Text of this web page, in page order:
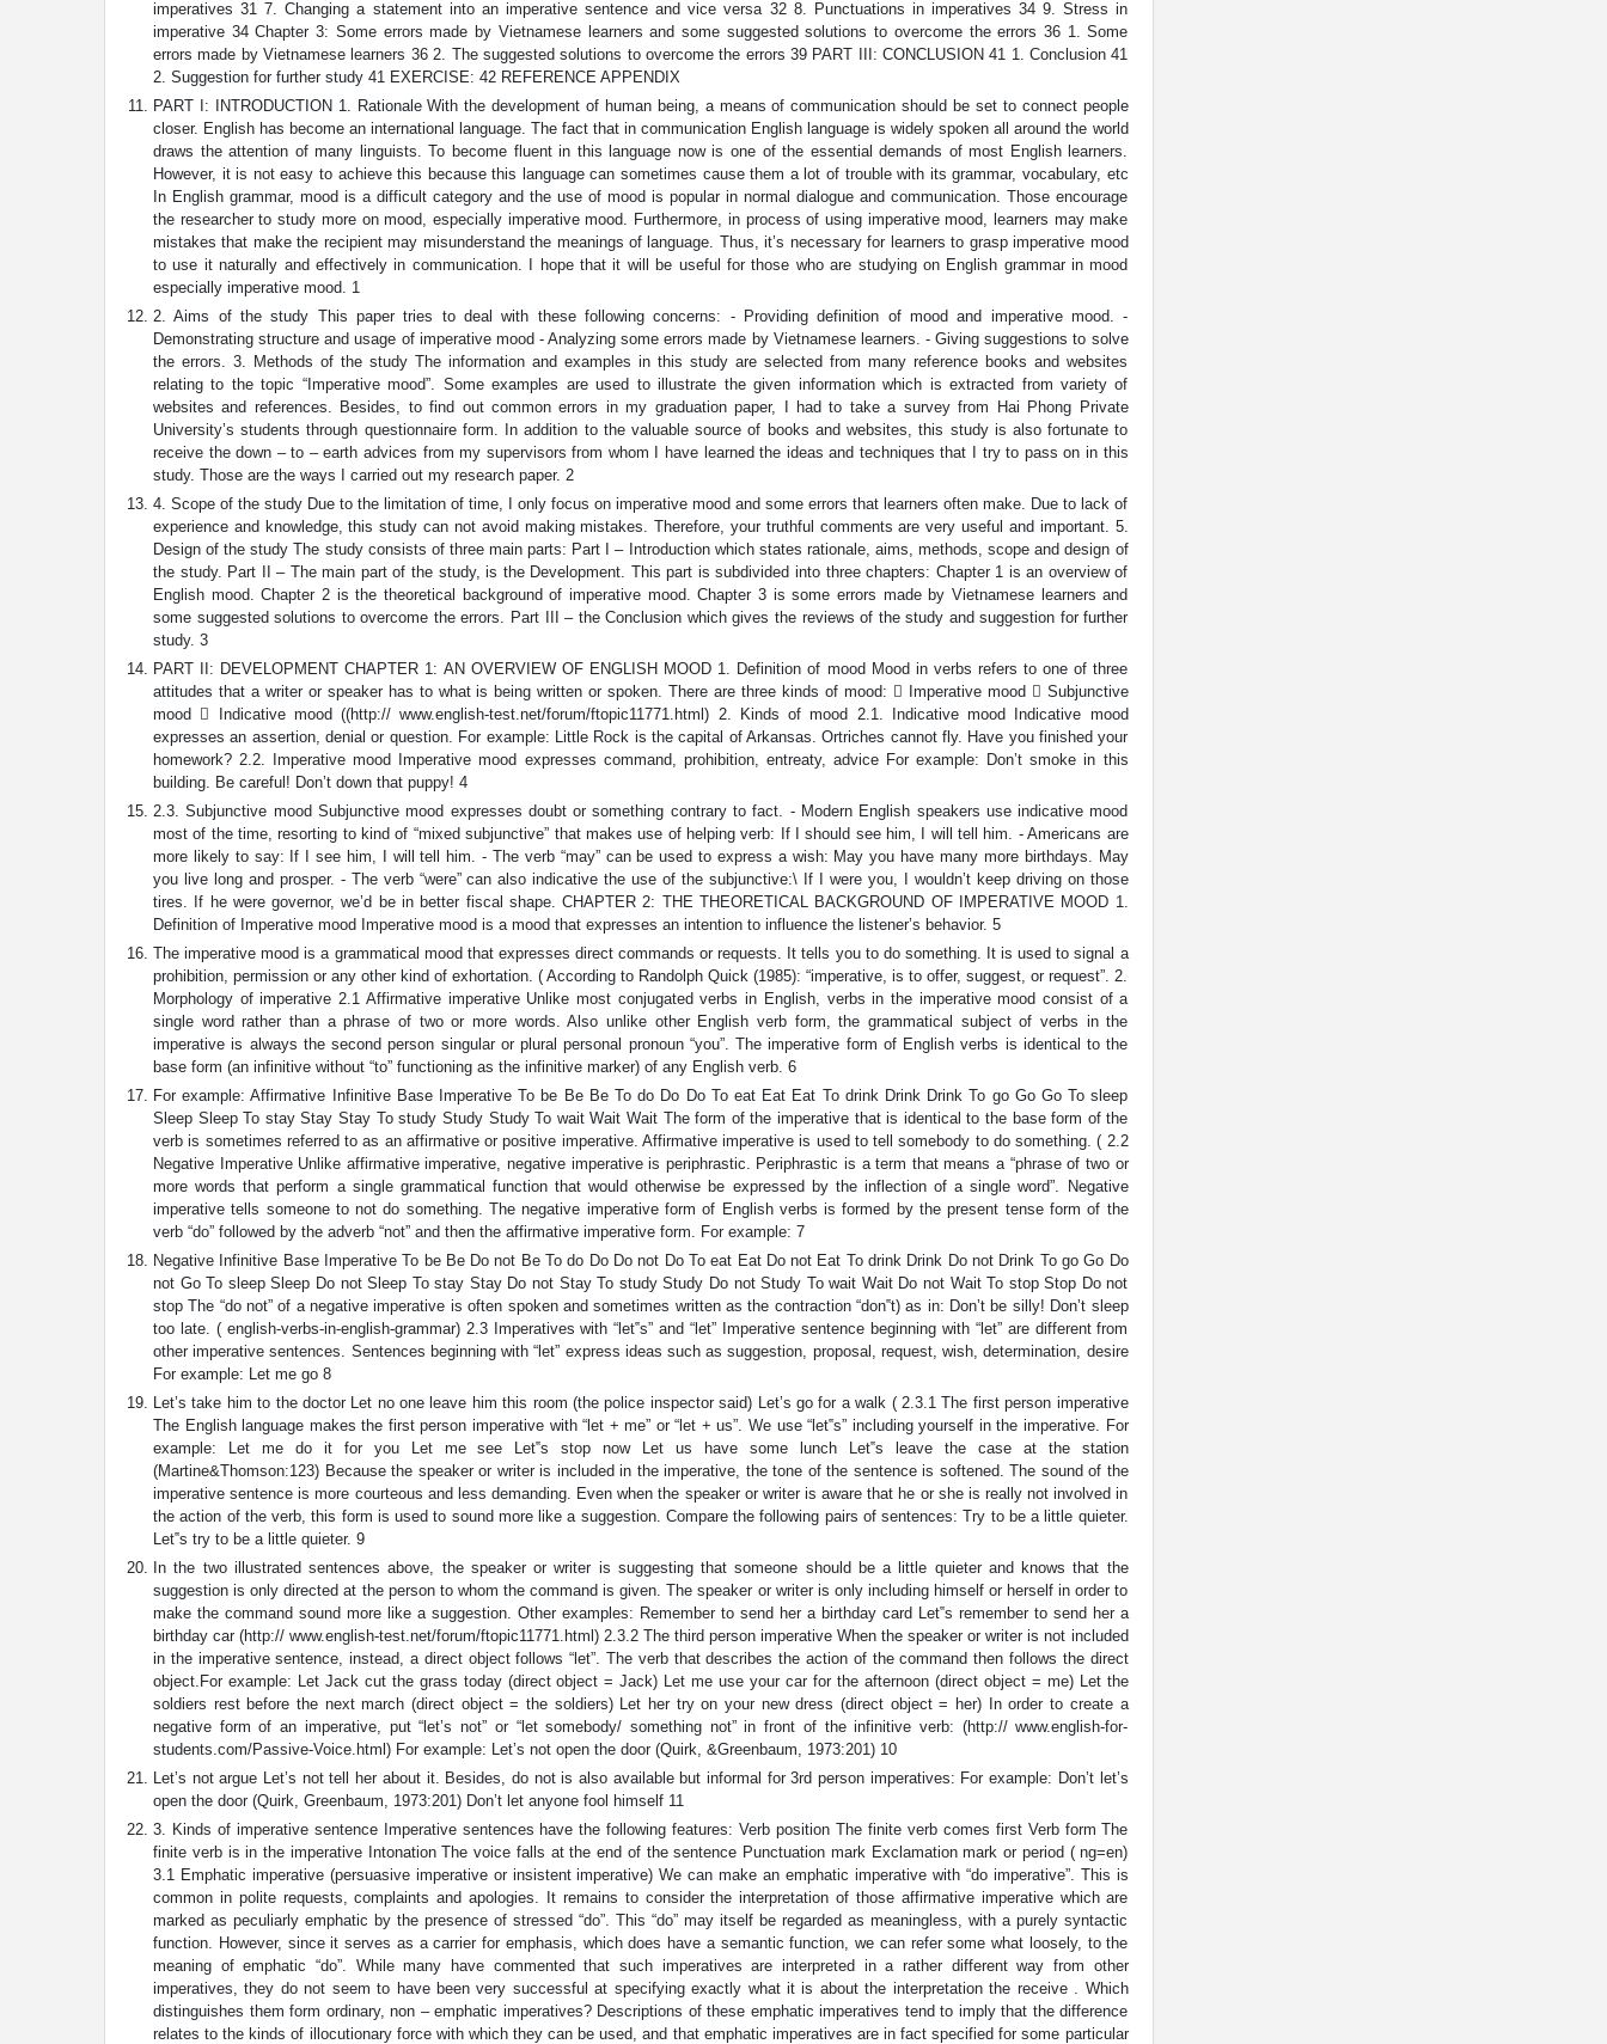
imperatives 31 7. Changing a statement into an imperative sentence and vice versa 32 8. Punctuations in imperatives 34 9. Stress in
imperative 34 Chapter 3: Some errors made by Vietnamese learners and some suggested solutions to overcome the errors 36 1. Some
errors made by Vietnamese learners 36 2. The suggested solutions to overcome the errors 39 PART III: CONCLUSION 41 1. Conclusion 41
2. Suggestion for further study 41 EXERCISE: 42 REFERENCE APPENDIX
PART I: INTRODUCTION 1. Rationale With the development of human being, a means of communication should be set to connect people
closer. English has become an international language. The fact that in communication English language is widely spoken all around the world
draws the attention of many linguists. To become fluent in this language now is one of the essential demands of most English learners.
However, it is not easy to achieve this because this language can sometimes cause them a lot of trouble with its grammar, vocabulary, etc
In English grammar, mood is a difficult category and the use of mood is popular in normal dialogue and communication. Those encourage
the researcher to study more on mood, especially imperative mood. Furthermore, in process of using imperative mood, learners may make
mistakes that make the recipient may misunderstand the meanings of language. Thus, it’s necessary for learners to grasp imperative mood
to use it naturally and effectively in communication. I hope that it will be useful for those who are studying on English grammar in mood
especially imperative mood. 1
2. Aims of the study This paper tries to deal with these following concerns: - Providing definition of mood and imperative mood. -
Demonstrating structure and usage of imperative mood - Analyzing some errors made by Vietnamese learners. - Giving suggestions to solve
the errors. 3. Methods of the study The information and examples in this study are selected from many reference books and websites
relating to the topic “Imperative mood”. Some examples are used to illustrate the given information which is extracted from variety of
websites and references. Besides, to find out common errors in my graduation paper, I had to take a survey from Hai Phong Private
University’s students through questionnaire form. In addition to the valuable source of books and websites, this study is also fortunate to
receive the down – to – earth advices from my supervisors from whom I have learned the ideas and techniques that I try to pass on in this
study. Those are the ways I carried out my research paper. 2
4. Scope of the study Due to the limitation of time, I only focus on imperative mood and some errors that learners often make. Due to lack of
experience and knowledge, this study can not avoid making mistakes. Therefore, your truthful comments are very useful and important. 5.
Design of the study The study consists of three main parts: Part I – Introduction which states rationale, aims, methods, scope and design of
the study. Part II – The main part of the study, is the Development. This part is subdivided into three chapters: Chapter 1 is an overview of
English mood. Chapter 2 is the theoretical background of imperative mood. Chapter 3 is some errors made by Vietnamese learners and
some suggested solutions to overcome the errors. Part III – the Conclusion which gives the reviews of the study and suggestion for further
study. 3
PART II: DEVELOPMENT CHAPTER 1: AN OVERVIEW OF ENGLISH MOOD 1. Definition of mood Mood in verbs refers to one of three
attitudes that a writer or speaker has to what is being written or spoken. There are three kinds of mood:  Imperative mood  Subjunctive
mood  Indicative mood ((http:// www.english-test.net/forum/ftopic11771.html) 2. Kinds of mood 2.1. Indicative mood Indicative mood
expresses an assertion, denial or question. For example: Little Rock is the capital of Arkansas. Ortriches cannot fly. Have you finished your
homework? 2.2. Imperative mood Imperative mood expresses command, prohibition, entreaty, advice For example: Don’t smoke in this
building. Be careful! Don’t down that puppy! 4
2.3. Subjunctive mood Subjunctive mood expresses doubt or something contrary to fact. - Modern English speakers use indicative mood
most of the time, resorting to kind of “mixed subjunctive” that makes use of helping verb: If I should see him, I will tell him. - Americans are
more likely to say: If I see him, I will tell him. - The verb “may” can be used to express a wish: May you have many more birthdays. May
you live long and prosper. - The verb “were” can also indicative the use of the subjunctive:\ If I were you, I wouldn’t keep driving on those
tires. If he were governor, we’d be in better fiscal shape. CHAPTER 2: THE THEORETICAL BACKGROUND OF IMPERATIVE MOOD 1.
Definition of Imperative mood Imperative mood is a mood that expresses an intention to influence the listener’s behavior. 5
The imperative mood is a grammatical mood that expresses direct commands or requests. It tells you to do something. It is used to signal a
prohibition, permission or any other kind of exhortation. ( According to Randolph Quick (1985): “imperative, is to offer, suggest, or request”. 2.
Morphology of imperative 2.1 Affirmative imperative Unlike most conjugated verbs in English, verbs in the imperative mood consist of a
single word rather than a phrase of two or more words. Also unlike other English verb form, the grammatical subject of verbs in the
imperative is always the second person singular or plural personal pronoun “you”. The imperative form of English verbs is identical to the
base form (an infinitive without “to” functioning as the infinitive marker) of any English verb. 6
For example: Affirmative Infinitive Base Imperative To be Be Be To do Do Do To eat Eat Eat To drink Drink Drink To go Go Go To sleep
Sleep Sleep To stay Stay Stay To study Study Study To wait Wait Wait The form of the imperative that is identical to the base form of the
verb is sometimes referred to as an affirmative or positive imperative. Affirmative imperative is used to tell somebody to do something. ( 2.2
Negative Imperative Unlike affirmative imperative, negative imperative is periphrastic. Periphrastic is a term that means a “phrase of two or
more words that perform a single grammatical function that would otherwise be expressed by the inflection of a single word”. Negative
imperative tells someone to not do something. The negative imperative form of English verbs is formed by the present tense form of the
verb “do” followed by the adverb “not” and then the affirmative imperative form. For example: 7
Negative Infinitive Base Imperative To be Be Do not Be To do Do Do not Do To eat Eat Do not Eat To drink Drink Do not Drink To go Go Do
not Go To sleep Sleep Do not Sleep To stay Stay Do not Stay To study Study Do not Study To wait Wait Do not Wait To stop Stop Do not
stop The “do not” of a negative imperative is often spoken and sometimes written as the contraction “don‟t) as in: Don’t be silly! Don’t sleep
too late. ( english-verbs-in-english-grammar) 2.3 Imperatives with “let‟s” and “let” Imperative sentence beginning with “let” are different from
other imperative sentences. Sentences beginning with “let” express ideas such as suggestion, proposal, request, wish, determination, desire
For example: Let me go 8
Let’s take him to the doctor Let no one leave him this room (the police inspector said) Let’s go for a walk ( 2.3.1 The first person imperative
The English language makes the first person imperative with “let + me” or “let + us”. We use “let‟s” including yourself in the imperative. For
example: Let me do it for you Let me see Let‟s stop now Let us have some lunch Let‟s leave the case at the station
(Martine&Thomson:123) Because the speaker or writer is included in the imperative, the tone of the sentence is softened. The sound of the
imperative sentence is more courteous and less demanding. Even when the speaker or writer is aware that he or she is really not involved in
the action of the verb, this form is used to sound more like a suggestion. Compare the following pairs of sentences: Try to be a little quieter.
Let‟s try to be a little quieter. 9
In the two illustrated sentences above, the speaker or writer is suggesting that someone should be a little quieter and knows that the
suggestion is only directed at the person to whom the command is given. The speaker or writer is only including himself or herself in order to
make the command sound more like a suggestion. Other examples: Remember to send her a birthday card Let‟s remember to send her a
birthday car (http:// www.english-test.net/forum/ftopic11771.html) 2.3.2 The third person imperative When the speaker or writer is not included
in the imperative sentence, instead, a direct object follows “let”. The verb that describes the action of the command then follows the direct
object.For example: Let Jack cut the grass today (direct object = Jack) Let me use your car for the afternoon (direct object = me) Let the
soldiers rest before the next march (direct object = the soldiers) Let her try on your new dress (direct object = her) In order to create a
negative form of an imperative, put “let’s not” or “let somebody/ something not” in front of the infinitive verb: (http:// www.english-for-
students.com/Passive-Voice.html) For example: Let’s not open the door (Quirk, &Greenbaum, 1973:201) 10
Let’s not argue Let’s not tell her about it. Besides, do not is also available but informal for 3rd person imperatives: For example: Don’t let’s
open the door (Quirk, Greenbaum, 1973:201) Don’t let anyone fool himself 11
3. Kinds of imperative sentence Imperative sentences have the following features: Verb position The finite verb comes first Verb form The
finite verb is in the imperative Intonation The voice falls at the end of the sentence Punctuation mark Exclamation mark or period ( ng=en)
3.1 Emphatic imperative (persuasive imperative or insistent imperative) We can make an emphatic imperative with “do imperative”. This is
common in polite requests, complaints and apologies. It remains to consider the interpretation of those affirmative imperative which are
marked as peculiarly emphatic by the presence of stressed “do”. This “do” may itself be regarded as meaningless, with a purely syntactic
function. However, since it serves as a carrier for emphasis, which does have a semantic function, we can refer some what loosely, to the
meaning of emphatic “do”. While many have commented that such imperatives are interpreted in a rather different way from other
imperatives, they do not seem to have been very successful at specifying exactly what it is about the interpretation the receive . Which
distinguishes them form ordinary, non – emphatic imperatives? Descriptions of these emphatic imperatives tend to imply that the difference
relates to the kinds of illocutionary force with which they can be used, and that emphatic imperatives are in fact specified for some particular